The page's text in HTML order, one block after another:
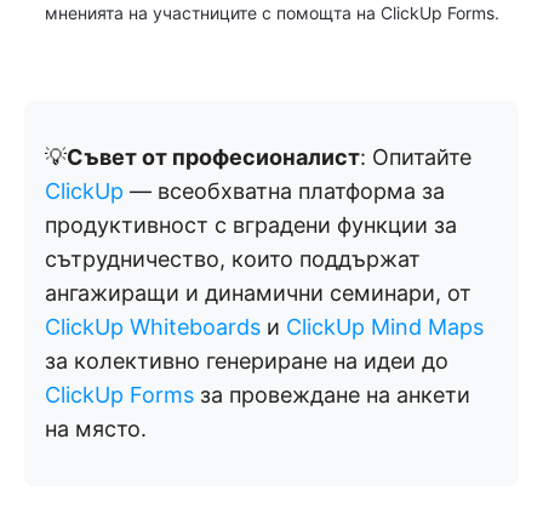
мненията на участниците с помощта на ClickUp Forms.
💡Съвет от професионалист: Опитайте
ClickUp — всеобхватна платформа за
продуктивност с вградени функции за
сътрудничество, които поддържат
ангажиращи и динамични семинари, от
ClickUp Whiteboards и ClickUp Mind Maps
за колективно генериране на идеи до
ClickUp Forms за провеждане на анкети
на място.